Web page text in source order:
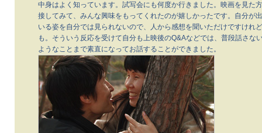
中身はよく知っています。試写会にも何度か行きました。映画を見た
接してみて、みんな興味をもってくれたのが嬉しかったです。自分が
いる姿を自分では見られないので、人から感想を聞いただけですけれど
も。そういう反応を受けて自分も上映後のQ&Aなどでは、普段話さな
ようなことまで素直になってお話することができました。